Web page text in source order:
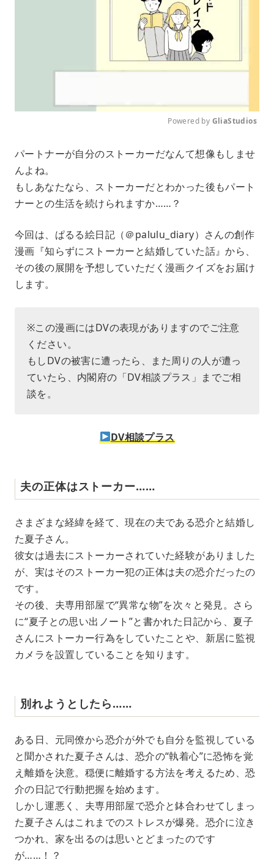
u
e
Powered by GliaStudios
パートナーが自分のストーカーだなんて想像もしませ
んよね。
もしあなたなら、ストーカーだとわかった後もパート
ナーとの生活を続けられますか……？
今回は、ぱるる絵日記（＠palulu_diary）さんの創作
漫画『知らずにストーカーと結婚していた話』から、
その後の展開を予想していただく漫画クイズをお届け
します。
※この漫画にはDVの表現がありますのでご注意
ください。
もしDVの被害に遭ったら、また周りの人が遭っ
ていたら、内閣府の「DV相談プラス」までご相
談を。
DV相談プラス
夫の正体はストーカー……
さまざまな経緯を経て、現在の夫である恐介と結婚し
た夏子さん。
彼女は過去にストーカーされていた経験がありました
が、実はそのストーカー犯の正体は夫の恐介だったの
です。
その後、夫専用部屋で“異常な物”を次々と発見。さら
に“夏子との思い出ノート”と書かれた日記から、夏子
さんにストーカー行為をしていたことや、新居に監視
カメラを設置していることを知ります。
別れようとしたら……
ある日、元同僚から恐介が外でも自分を監視している
と聞かされた夏子さんは、恐介の“執着心”に恐怖を覚
え離婚を決意。穏便に離婚する方法を考えるため、恐
介の日記で行動把握を始めます。
しかし運悪く、夫専用部屋で恐介と鉢合わせてしまっ
た夏子さんはこれまでのストレスが爆発。恐介に泣き
つかれ、家を出るのは思いとどまったのです
が……！？